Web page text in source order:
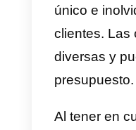
finanzas
idear un
clientes